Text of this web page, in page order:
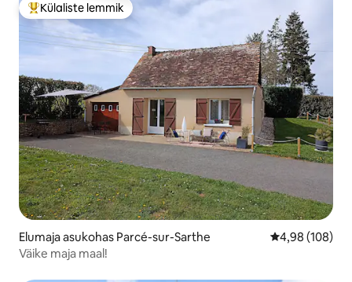
Külaliste suur lemmik
Külaliste lemmik
Elumaja asukohas Parcé-sur-Sarthe Keskmine
4,98 (108)
Väike maja maal!